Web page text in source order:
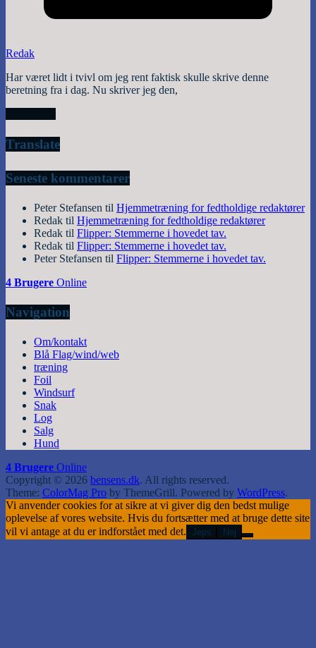
Redak
Har været lidt i tvivl om jeg rent faktisk skulle skrive denne
beretning fra i dag. Nu skriver jeg den,
Translate
Seneste kommentarer
Peter Stefansen til Hjemmetræning for fedtholdige redaktører
Redak til Hjemmetræning for fedtholdige redaktører
Redak til Flipper: Stemmerne i hovedet tav.
Redak til Flipper: Stemmerne i hovedet tav.
Peter Stefansen til Flipper: Stemmerne i hovedet tav.
4 Brugere Online
Navigation
Om/kontakt
Blå Flag/wind/web
træning
Foil
Windsurf
Snak
Log
Salg
Hund
4 Brugere Online
Copyright © 2026 bensens.dk. All rights reserved.
Theme: ColorMag Pro by ThemeGrill. Powered by WordPress.
Vi anvender cookies for at sikre at vi giver dig den bedst mulige
oplevelse af vores website. Hvis du fortsætter med at bruge dette site
vil vi antage at du er indforstået med det. Jeps Nej